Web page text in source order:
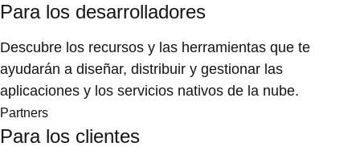
Para los desarrolladores
Descubre los recursos y las herramientas que te
ayudarán a diseñar, distribuir y gestionar las
aplicaciones y los servicios nativos de la nube.
Partners
Para los clientes